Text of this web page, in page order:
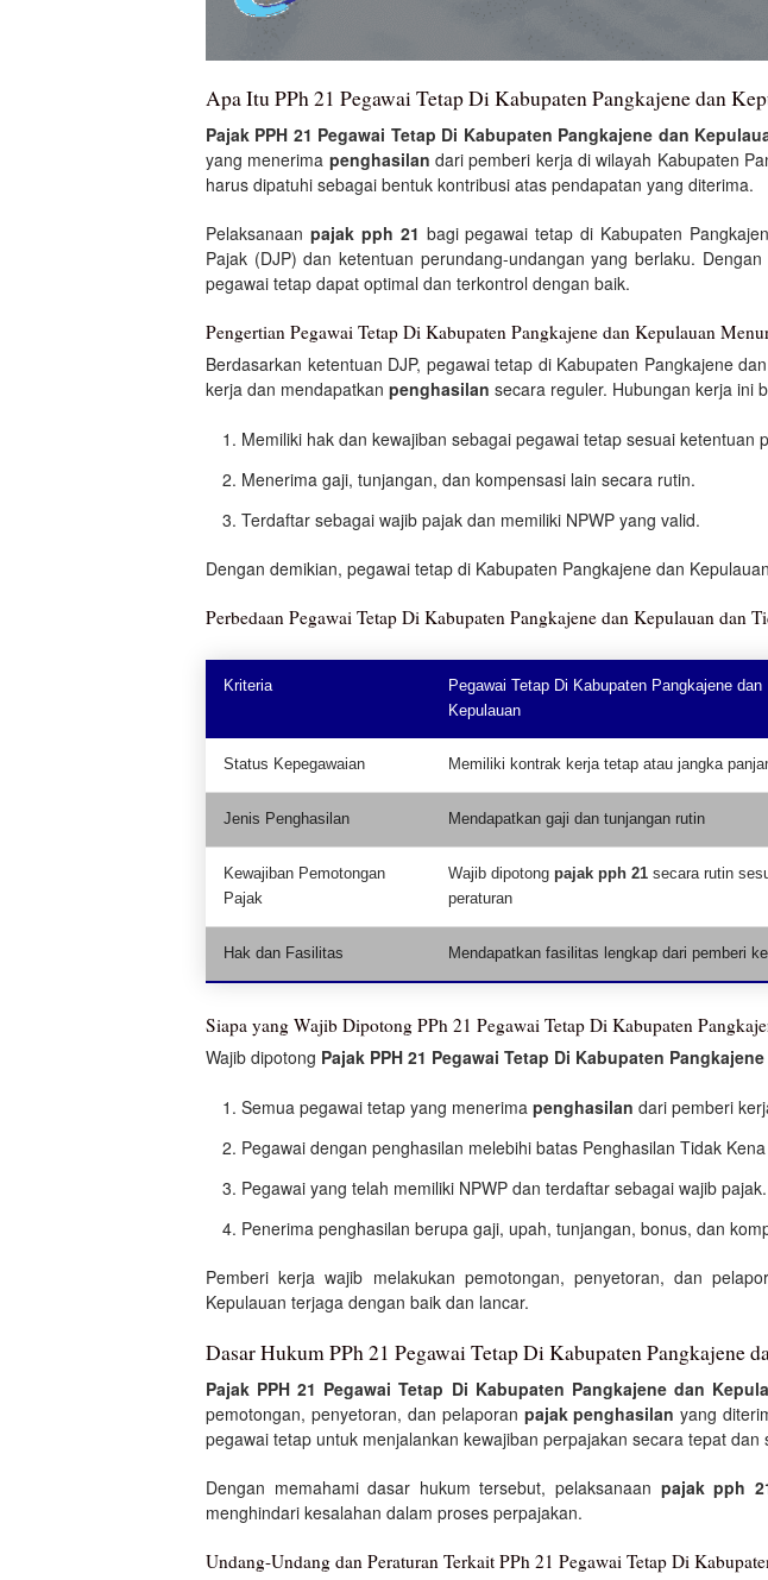
Apa Itu PPh 21 Pegawai Tetap Di Kabupaten Pangkajene dan
Pajak PPH 21 Pegawai Tetap Di Kabupaten Pangkajene dan
yang menerima penghasilan dari pemberi kerja di wilayah Kabupaten
harus dipatuhi sebagai bentuk kontribusi atas pendapatan yang diterima.
Pelaksanaan pajak pph 21 bagi pegawai tetap di Kabupaten
Pajak (DJP) dan ketentuan perundang-undangan yang berlaku.
pegawai tetap dapat optimal dan terkontrol dengan baik.
Pengertian Pegawai Tetap Di Kabupaten Pangkajene dan Kepulauan
Berdasarkan ketentuan DJP, pegawai tetap di Kabupaten Pangkajene
kerja dan mendapatkan penghasilan secara reguler. Hubungan kerja ini
Memiliki hak dan kewajiban sebagai pegawai tetap sesuai
Menerima gaji, tunjangan, dan kompensasi lain secara rutin.
Terdaftar sebagai wajib pajak dan memiliki NPWP yang valid.
Dengan demikian, pegawai tetap di Kabupaten Pangkajene dan
Perbedaan Pegawai Tetap Di Kabupaten Pangkajene dan Kepulauan dan
Kriteria
Pegawai Tetap Di Kabupaten Pangkajene dan
Kepulauan
Status Kepegawaian Memiliki kontrak kerja tetap atau jangka
Jenis Penghasilan Mendapatkan gaji dan tunjangan rutin
Kewajiban Pemotongan
Pajak
Wajib dipotong pajak pph 21 secara rutin
peraturan
Hak dan Fasilitas Mendapatkan fasilitas lengkap dari pemberi
Siapa yang Wajib Dipotong PPh 21 Pegawai Tetap Di Kabupaten
Wajib dipotong Pajak PPH 21 Pegawai Tetap Di Kabupaten
Semua pegawai tetap yang menerima penghasilan dari pemberi
Pegawai dengan penghasilan melebihi batas Penghasilan Tidak
Pegawai yang telah memiliki NPWP dan terdaftar sebagai wajib pajak.
Penerima penghasilan berupa gaji, upah, tunjangan, bonus, dan
Pemberi kerja wajib melakukan pemotongan, penyetoran, dan
Kepulauan terjaga dengan baik dan lancar.
Dasar Hukum PPh 21 Pegawai Tetap Di Kabupaten Pangkajene
Pajak PPH 21 Pegawai Tetap Di Kabupaten Pangkajene dan
pemotongan, penyetoran, dan pelaporan pajak penghasilan yang
pegawai tetap untuk menjalankan kewajiban perpajakan secara tepat dan
Dengan memahami dasar hukum tersebut, pelaksanaan pajak pph
menghindari kesalahan dalam proses perpajakan.
Undang-Undang dan Peraturan Terkait PPh 21 Pegawai Tetap Di